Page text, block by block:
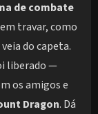
de combate
travar, como
do capeta.
liberado —
os amigos e
Dragon. Dá